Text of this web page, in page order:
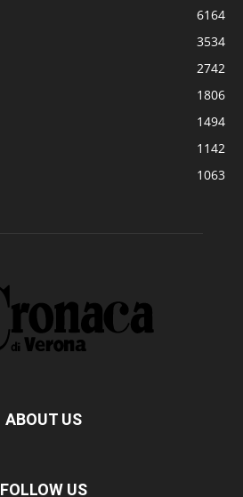
6164
3534
2742
1806
1494
1142
1063
ABOUT US
FOLLOW US